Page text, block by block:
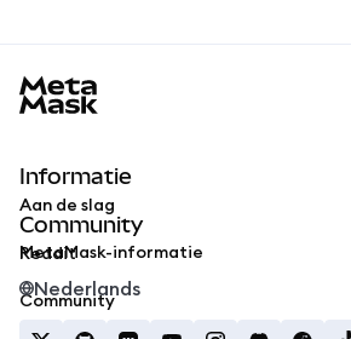
Informatie
Aan de slag
MetaMask-informatie
Community
Reddit
Community
Nederlands